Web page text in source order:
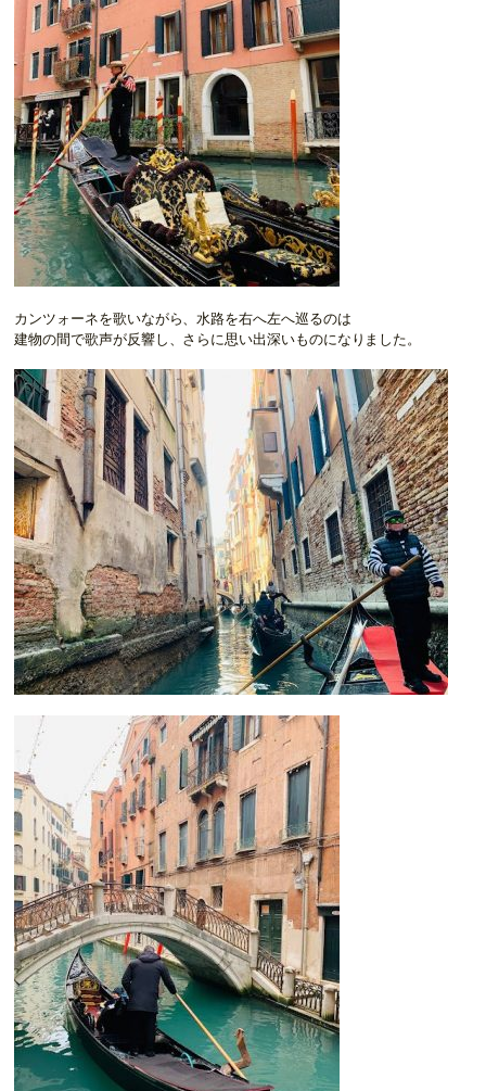
カンツォーネを歌いながら、水路を右へ左へ巡るのは
建物の間で歌声が反響し、さらに思い出深いものになりました。